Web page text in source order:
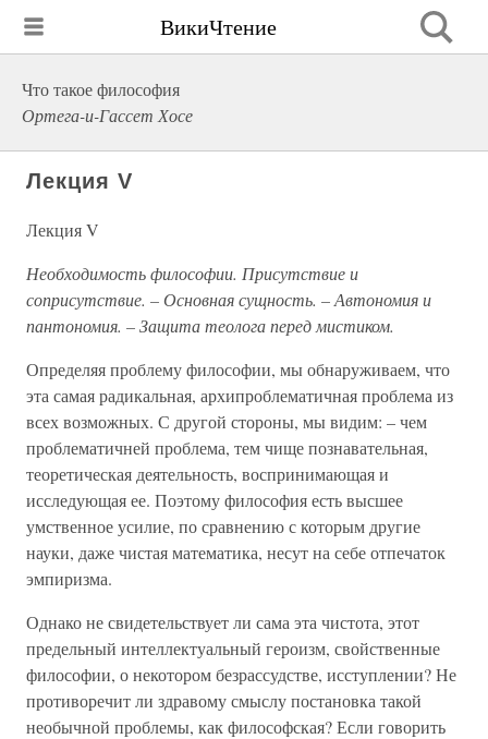
ВикиЧтение
Что такое философия
Ортега-и-Гассет Хосе
Лекция V
Лекция V
Необходимость философии. Присутствие и
соприсутствие. – Основная сущность. – Автономия и
пантономия. – Защита теолога перед мистиком.
Определяя проблему философии, мы обнаруживаем, что
эта самая радикальная, архипроблематичная проблема из
всех возможных. С другой стороны, мы видим: – чем
проблематичней проблема, тем чище познавательная,
теоретическая деятельность, воспринимающая и
исследующая ее. Поэтому философия есть высшее
умственное усилие, по сравнению с которым другие
науки, даже чистая математика, несут на себе отпечаток
эмпиризма.
Однако не свидетельствует ли сама эта чистота, этот
предельный интеллектуальный героизм, свойственные
философии, о некотором безрассудстве, исступлении? Не
противоречит ли здравому смыслу постановка такой
необычной проблемы, как философская? Если говорить